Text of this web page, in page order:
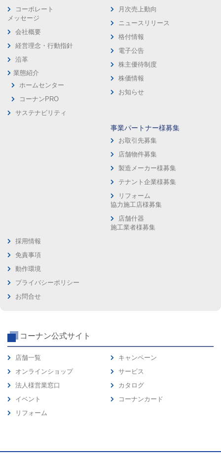
コーポレート
メッセージ
会社概要
経営理念・行動指針
沿革
業態紹介
ホームセンター
コーナンPRO
サステナビリティ
月次売上動向
ニュースリリース
格付情報
電子公告
株主優待制度
株価情報
お知らせ
事業パートナー様募集
お取引先募集
店舗物件募集
製造メーカー様募集
テナント企業様募集
リフォーム
協力施工店様募集
店舗什器
施工業者様募集
採用情報
免責事項
動作環境
プライバシーポリシー
お問合せ
コーナン公式サイト
店舗一覧
オンラインショップ
法人様営業窓口
イベント
リフォーム
キャンペーン
サービス
カタログ
コーナンカード